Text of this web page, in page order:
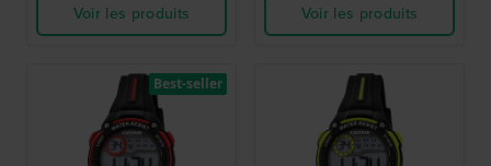
Voir les produits
Voir les produits
Best-seller